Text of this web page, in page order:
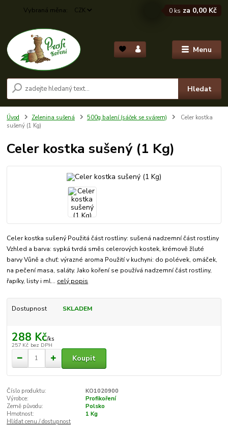
Menu
CZK
Hledat
0 ks za 0,00 Kč
Úvod Zelenina sušená 500g balení (sáček se svárem)
Celer kostka
sušený (1 Kg)
Celer kostka sušený (1 Kg)
Celer kostka sušený Použitá část rostliny: sušená nadzemní část rostliny
Vzhled a barva: sypká tvrdá směs celerových kostek, krémově žluté
barvy Vůně a chuť: výrazné aroma Použití v kuchyni: do polévek, omáček,
na pečení masa, saláty. Jako koření se používá nadzemní část rostliny,
řapíky, listy i ml... celý popis
Dostupnost SKLADEM
288 Kč/ks
257 Kč bez DPH
Koupit
Číslo produktu:
KO1020900
Výrobce:
Profikoření
Země původu:
Polsko
Hmotnost:
1 Kg
Hlídat cenu / dostupnost